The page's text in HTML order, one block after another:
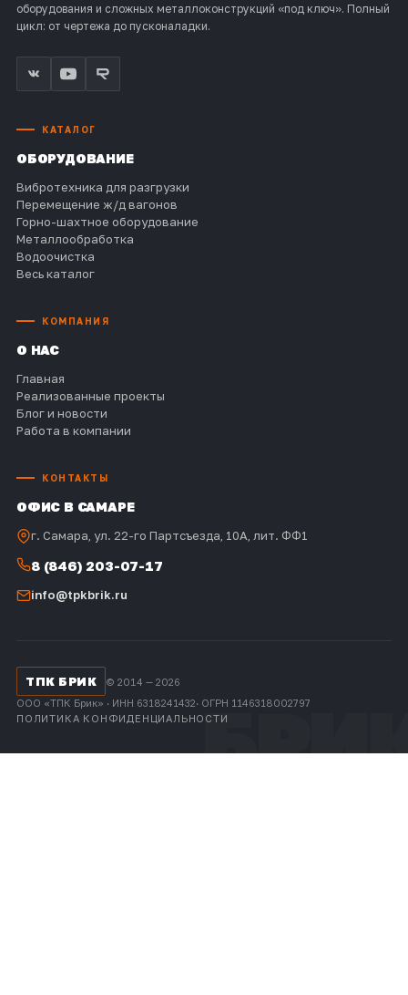
оборудования и сложных металлоконструкций «под ключ». Полный
цикл: от чертежа до пусконаладки.
КАТАЛОГ
ОБОРУДОВАНИЕ
Вибротехника для разгрузки
Перемещение ж/д вагонов
Горно-шахтное оборудование
Металлообработка
Водоочистка
Весь каталог
КОМПАНИЯ
О НАС
Главная
Реализованные проекты
Блог и новости
Работа в компании
КОНТАКТЫ
ОФИС В САМАРЕ
г. Самара, ул. 22-го Партсъезда, 10А, лит. ФФ1
8 (846) 203-07-17
info@tpkbrik.ru
ТПК БРИК
© 2014 — 2026
ООО «ТПК Брик» · ИНН 6318241432· ОГРН 1146318002797
ПОЛИТИКА КОНФИДЕНЦИАЛЬНОСТИ